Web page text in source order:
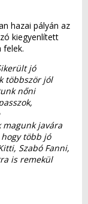
hazai pályán az
kiegyenlített
felek.
jó
többször jól
nőni
javára
több jó
Szabó Fanni,
is remekül